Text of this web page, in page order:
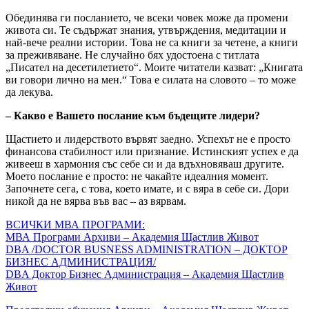
Обединява ги посланието, че всеки човек може да промени
живота си. Те съдържат знания, утвърждения, медитации и
най-вече реални истории. Това не са книги за четене, а книги
за преживяване. Не случайно бях удостоена с титлата
„Писател на десетилетието“. Моите читатели казват: „Книгата
ви говори лично на мен.“ Това е силата на словото – то може
да лекува.
– Какво е Вашето послание към бъдещите лидери?
Щастието и лидерството вървят заедно. Успехът не е просто
финансова стабилност или признание. Истинският успех е да
живееш в хармония със себе си и да вдъхновяваш другите.
Моето послание е просто: не чакайте идеалния момент.
Започнете сега, с това, което имате, и с вяра в себе си. Дори
никой да не вярва във вас – аз вярвам.
ВСИЧКИ МВА ПРОГРАМИ:
МВА Програми Архиви – Академия Щастлив Живот
DBA /DOCTOR BUSNESS ADMINISTRATION – ДОКТОР
БИЗНЕС АДМИНИСТРАЦИЯ/
DBA Доктор Бизнес Администрация – Академия Щастлив
Живот